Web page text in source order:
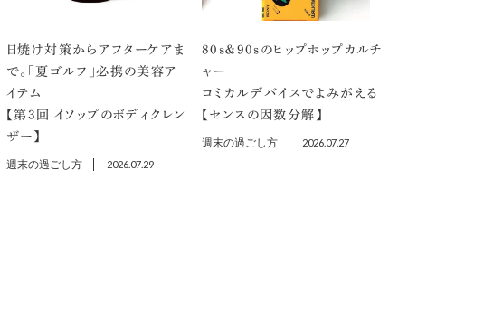
日焼け対策からアフターケアま
で。「夏ゴルフ」必携の美容ア
イテム
【第3回 イソップのボディクレン
ザー】
週末の過ごし方 2026.07.29
80s＆90sのヒップホップカルチ
ャー
コミカルデバイスでよみがえる
【センスの因数分解】
週末の過ごし方 2026.07.27